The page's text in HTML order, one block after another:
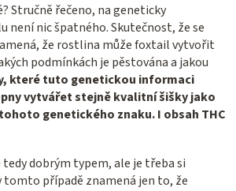
Stručně řečeno, na geneticky
není nic špatného. Skutečnost, že se
že rostlina může foxtail vytvořit
podmínkách je pěstována a jakou
které tuto genetickou informaci
vytvářet stejně kvalitní šišky jako
genetického znaku. I obsah THC
dobrým typem, ale je třeba si
tomto případě znamená jen to, že